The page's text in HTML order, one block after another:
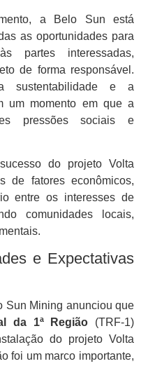
a Belo Sun está
as oportunidades para
partes interessadas,
de forma responsável.
sustentabilidade e a
um momento em que a
pressões sociais e
do projeto Volta
de fatores econômicos,
entre os interesses de
comunidades locais,
e Expectativas
Sun Mining anunciou que
da 1ª Região (TRF-1)
do projeto Volta
foi um marco importante,